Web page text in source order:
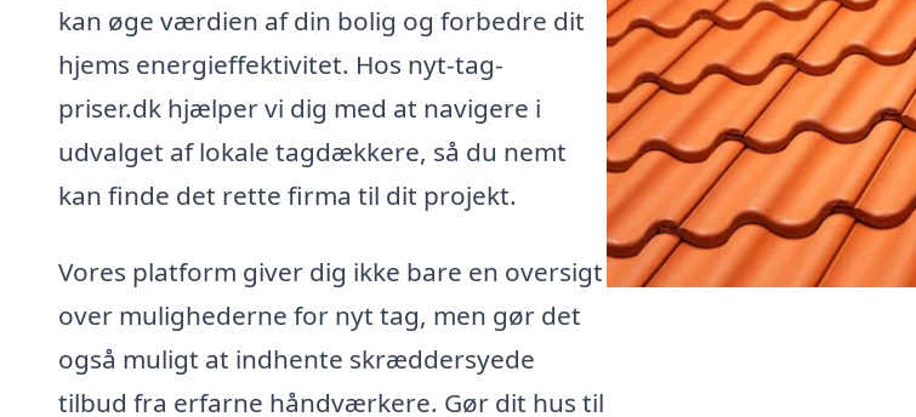
kan øge værdien af din bolig og forbedre dit
hjems energieffektivitet. Hos nyt-tag-
priser.dk hjælper vi dig med at navigere i
udvalget af lokale tagdækkere, så du nemt
kan finde det rette firma til dit projekt.
Vores platform giver dig ikke bare en oversigt
over mulighederne for nyt tag, men gør det
også muligt at indhente skræddersyede
tilbud fra erfarne håndværkere. Gør dit hus til